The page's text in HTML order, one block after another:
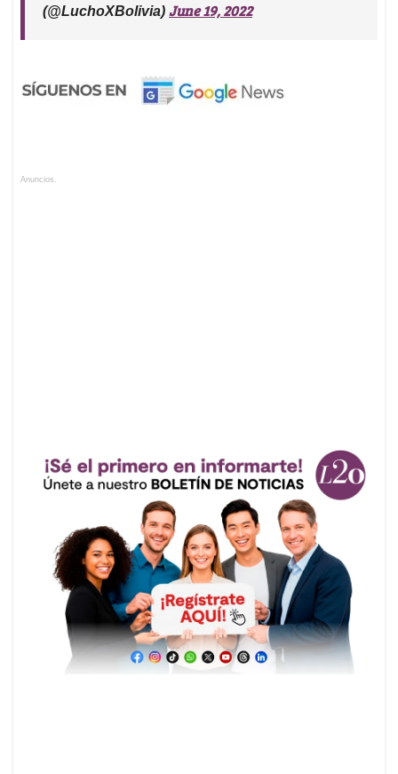
(@LuchoXBolivia) June 19, 2022
Anuncios.